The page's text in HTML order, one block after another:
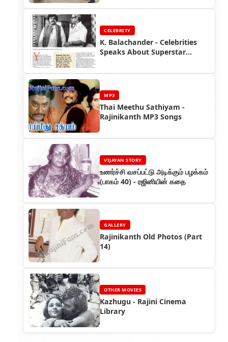
CELEBRITY
K. Balachander - Celebrities
Speaks About Superstar
MP3
Thai Meethu Sathiyam -
Rajinikanth MP3 Songs
VIJAYAN STORY
உணர்ச்சி வசப்பட்டு அடிக்கும் பழக்கம்
(பாகம் 40) - ரஜினியின் கதை
GALLERY
Rajinikanth Old Photos (Part
14)
OTHER MOVIES
Kazhugu - Rajini Cinema
Library